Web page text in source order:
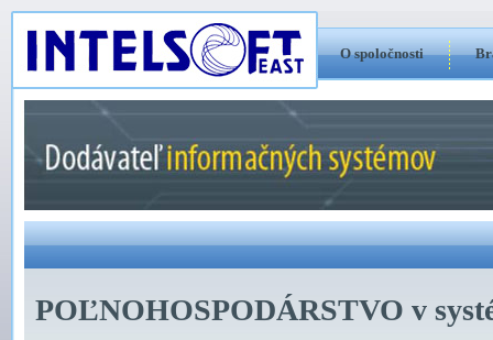
O spoločnosti
POĽNOHOSPODÁRSTVO v